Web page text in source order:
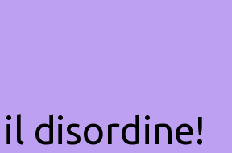
il disordine!